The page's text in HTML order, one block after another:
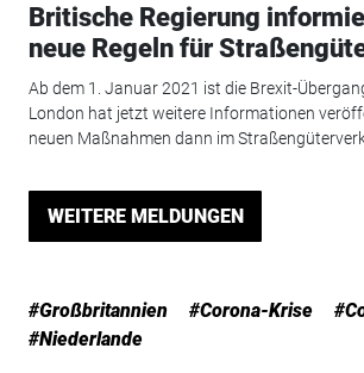
Britische Regierung
neue Regeln für
Ab dem 1. Januar 2021 ist die Brexit-
London hat jetzt weitere Informationen
neuen Maßnahmen dann im
WEITERE MELDUNGEN
#Großbritannien #Corona-Krise
#Niederlande